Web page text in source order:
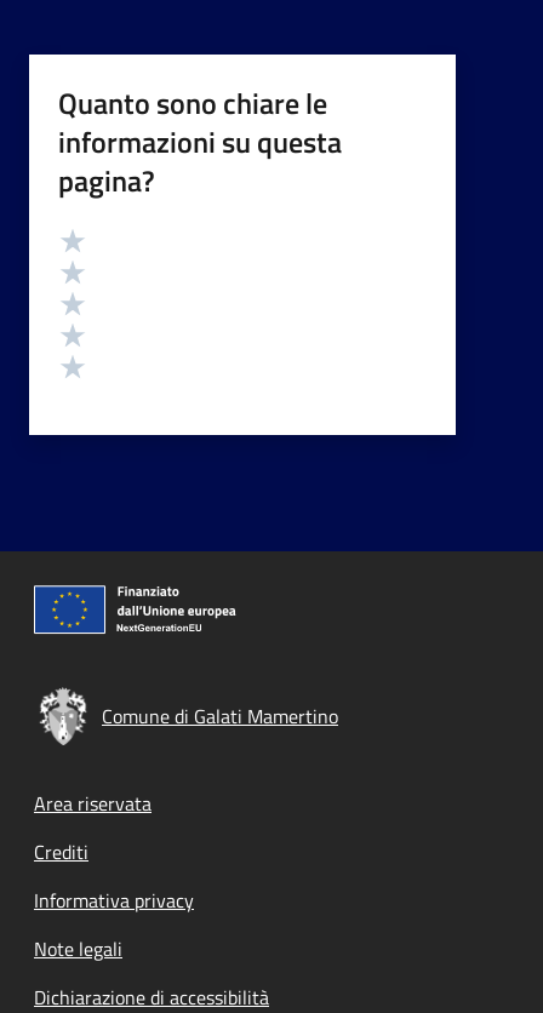
Quanto sono chiare le
informazioni su questa
pagina?
Valutazione
Comune di Galati Mamertino
Footer menu
Area riservata
Crediti
Informativa privacy
Note legali
Dichiarazione di accessibilità